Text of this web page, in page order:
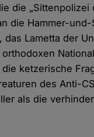
die „Sittenpolizei
die Hammer-
das Lametta der
ketzerische
des Anti-
als die